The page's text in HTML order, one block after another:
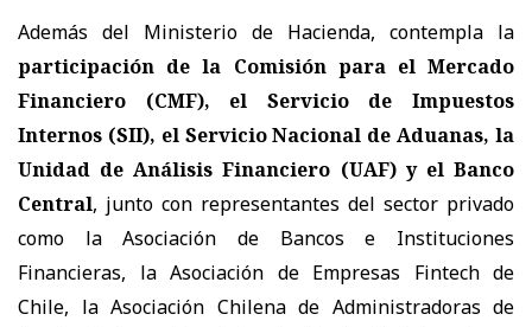
Además del Ministerio de Hacienda, contempla la
participación de la Comisión para el Mercado
Financiero (CMF), el Servicio de Impuestos
Internos (SII), el Servicio Nacional de Aduanas, la
Unidad de Análisis Financiero (UAF) y el Banco
Central, junto con representantes del sector privado
como la Asociación de Bancos e Instituciones
Financieras, la Asociación de Empresas Fintech de
Chile, la Asociación Chilena de Administradoras de